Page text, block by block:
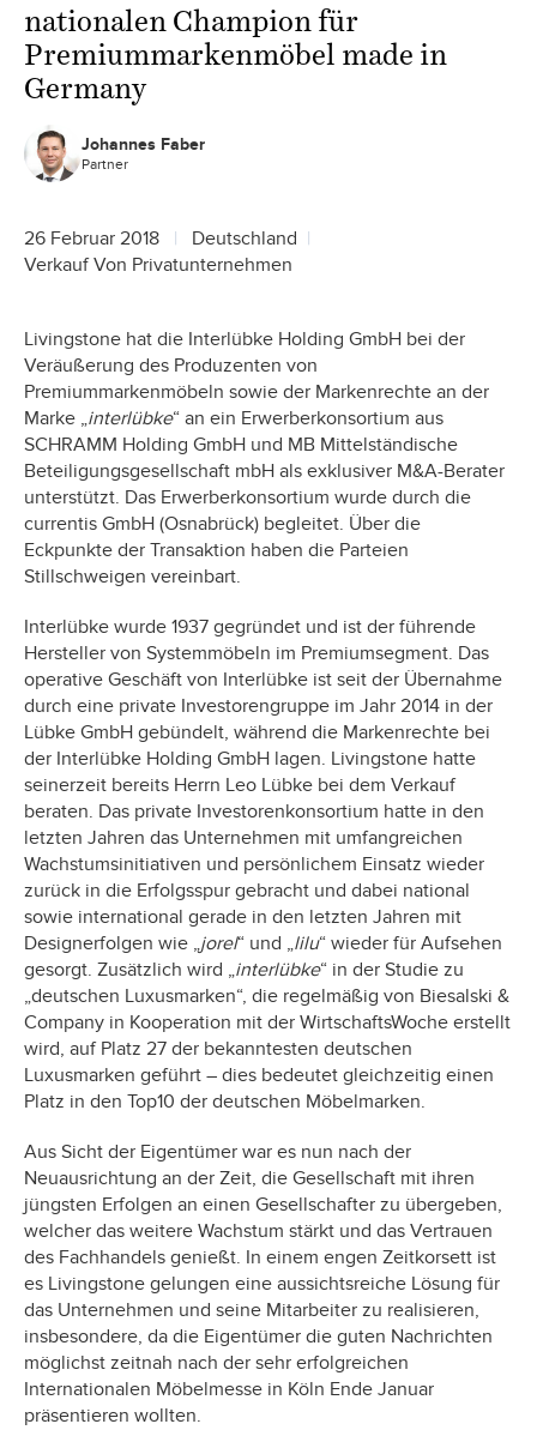
nationalen Champion für
Premiummarkenmöbel made in
Germany
Johannes Faber
Partner
26 Februar 2018
Deutschland
Verkauf Von Privatunternehmen
Livingstone hat die Interlübke Holding GmbH bei der
Veräußerung des Produzenten von
Premiummarkenmöbeln sowie der Markenrechte an der
Marke „interlübke“ an ein Erwerberkonsortium aus
SCHRAMM Holding GmbH und MB Mittelständische
Beteiligungsgesellschaft mbH als exklusiver M&A-Berater
unterstützt. Das Erwerberkonsortium wurde durch die
currentis GmbH (Osnabrück) begleitet. Über die
Eckpunkte der Transaktion haben die Parteien
Stillschweigen vereinbart.
Interlübke wurde 1937 gegründet und ist der führende
Hersteller von Systemmöbeln im Premiumsegment. Das
operative Geschäft von Interlübke ist seit der Übernahme
durch eine private Investorengruppe im Jahr 2014 in der
Lübke GmbH gebündelt, während die Markenrechte bei
der Interlübke Holding GmbH lagen. Livingstone hatte
seinerzeit bereits Herrn Leo Lübke bei dem Verkauf
beraten. Das private Investorenkonsortium hatte in den
letzten Jahren das Unternehmen mit umfangreichen
Wachstumsinitiativen und persönlichem Einsatz wieder
zurück in die Erfolgsspur gebracht und dabei national
sowie international gerade in den letzten Jahren mit
Designerfolgen wie „jorel“ und „lilu“ wieder für Aufsehen
gesorgt. Zusätzlich wird „interlübke“ in der Studie zu
„deutschen Luxusmarken“, die regelmäßig von Biesalski &
Company in Kooperation mit der WirtschaftsWoche erstellt
wird, auf Platz 27 der bekanntesten deutschen
Luxusmarken geführt – dies bedeutet gleichzeitig einen
Platz in den Top10 der deutschen Möbelmarken.
Aus Sicht der Eigentümer war es nun nach der
Neuausrichtung an der Zeit, die Gesellschaft mit ihren
jüngsten Erfolgen an einen Gesellschafter zu übergeben,
welcher das weitere Wachstum stärkt und das Vertrauen
des Fachhandels genießt. In einem engen Zeitkorsett ist
es Livingstone gelungen eine aussichtsreiche Lösung für
das Unternehmen und seine Mitarbeiter zu realisieren,
insbesondere, da die Eigentümer die guten Nachrichten
möglichst zeitnah nach der sehr erfolgreichen
Internationalen Möbelmesse in Köln Ende Januar
präsentieren wollten.